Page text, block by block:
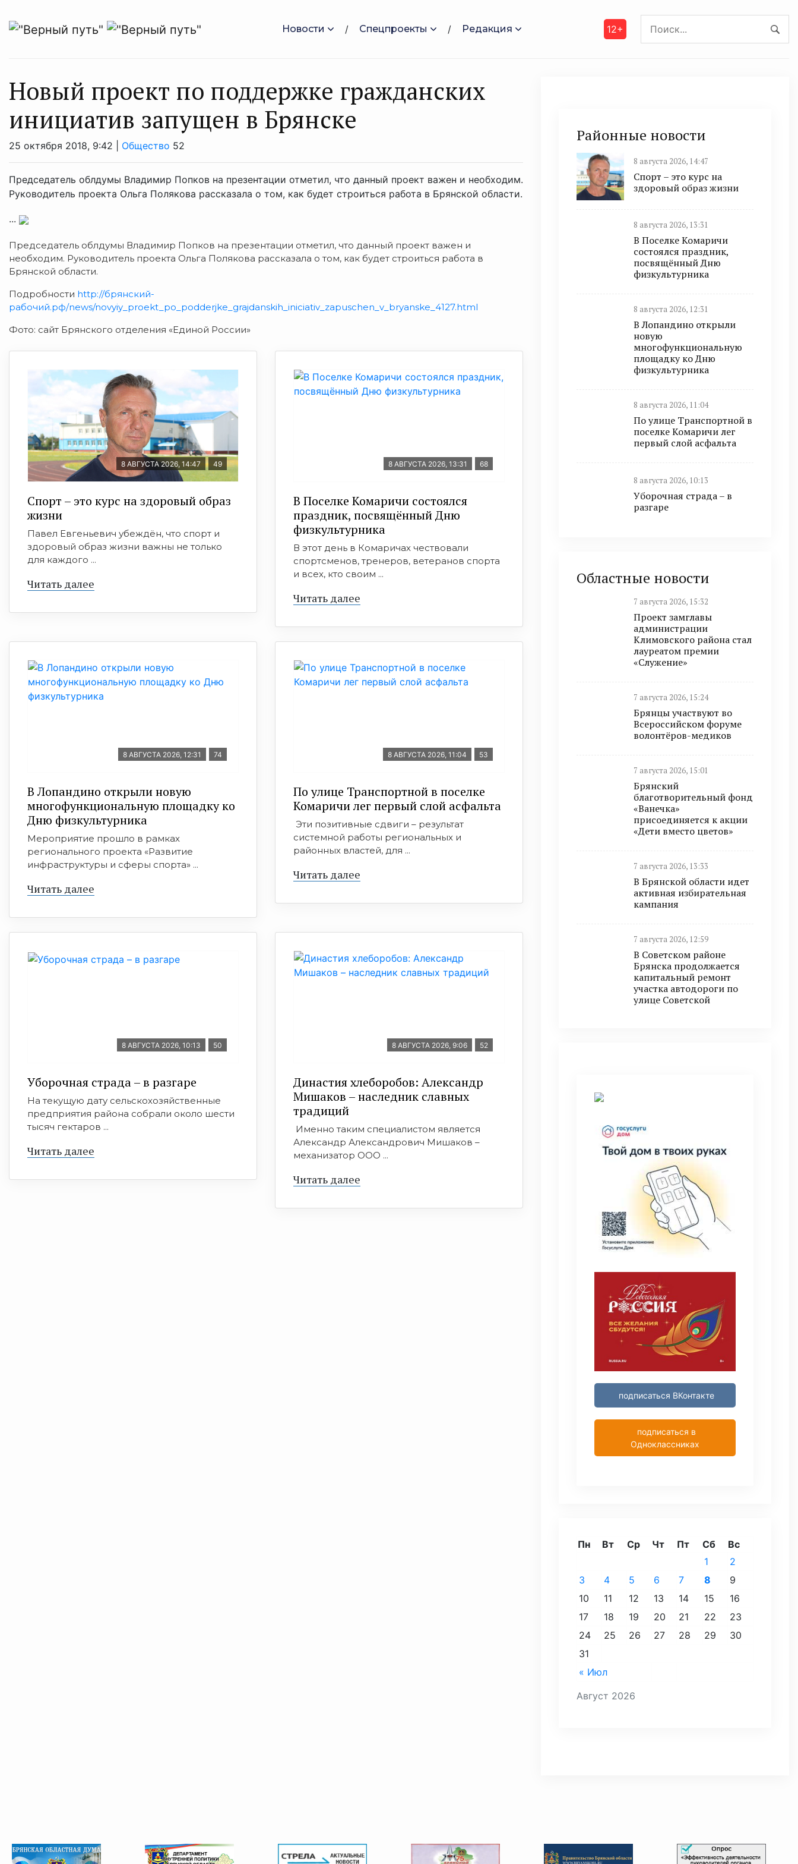
Новости Спецпроекты Редакция 12+
Новый проект по поддержке гражданских
инициатив запущен в Брянске
25 октября 2018, 9:42 | Общество 52
Председатель облдумы Владимир Попков на презентации отметил, что данный проект важен и необходим.
Руководитель проекта Ольга Полякова рассказала о том, как будет строиться работа в Брянской области.
...
Председатель облдумы Владимир Попков на презентации отметил, что данный проект важен и
необходим. Руководитель проекта Ольга Полякова рассказала о том, как будет строиться работа в
Брянской области.
Подробности http://брянский-
рабочий.рф/news/novyiy_proekt_po_podderjke_grajdanskih_iniciativ_zapuschen_v_bryanske_4127.html
Фото: сайт Брянского отделения «Единой России»
8 АВГУСТА 2026, 14:47 49
Спорт – это курс на здоровый образ
жизни
Павел Евгеньевич убеждён, что спорт и
здоровый образ жизни важны не только
для каждого ...
Читать далее
8 АВГУСТА 2026, 13:31 68
В Поселке Комаричи состоялся
праздник, посвящённый Дню
физкультурника
В этот день в Комаричах чествовали
спортсменов, тренеров, ветеранов спорта
и всех, кто своим ...
Читать далее
8 АВГУСТА 2026, 12:31 74
В Лопандино открыли новую
многофункциональную площадку ко
Дню физкультурника
Мероприятие прошло в рамках
регионального проекта «Развитие
инфраструктуры и сферы спорта» ...
Читать далее
8 АВГУСТА 2026, 11:04 53
По улице Транспортной в поселке
Комаричи лег первый слой асфальта
Эти позитивные сдвиги – результат
системной работы региональных и
районных властей, для ...
Читать далее
8 АВГУСТА 2026, 10:13 50
Уборочная страда – в разгаре
На текущую дату сельскохозяйственные
предприятия района собрали около шести
тысяч гектаров ...
Читать далее
8 АВГУСТА 2026, 9:06 52
Династия хлеборобов: Александр
Мишаков – наследник славных
традиций
Именно таким специалистом является
Александр Александрович Мишаков –
механизатор ООО ...
Читать далее
Районные новости
8 августа 2026, 14:47
Спорт – это курс на
здоровый образ жизни
8 августа 2026, 13:31
В Поселке Комаричи
состоялся праздник,
посвящённый Дню
физкультурника
8 августа 2026, 12:31
В Лопандино открыли
новую
многофункциональную
площадку ко Дню
физкультурника
8 августа 2026, 11:04
По улице Транспортной в
поселке Комаричи лег
первый слой асфальта
8 августа 2026, 10:13
Уборочная страда – в
разгаре
Областные новости
7 августа 2026, 15:32
Проект замглавы
администрации
Климовского района стал
лауреатом премии
«Служение»
7 августа 2026, 15:24
Брянцы участвуют во
Всероссийском форуме
волонтёров-медиков
7 августа 2026, 15:01
Брянский
благотворительный фонд
«Ванечка»
присоединяется к акции
«Дети вместо цветов»
7 августа 2026, 13:33
В Брянской области идет
активная избирательная
кампания
7 августа 2026, 12:59
В Советском районе
Брянска продолжается
капитальный ремонт
участка автодороги по
улице Советской
подписаться ВКонтакте
подписаться в
Одноклассниках
Август 2026
Пн Вт Ср Чт Пт Сб Вс
« Июл
1
2
3
4 5 6 7 8
9
10
11 12 13 14 15
16
17
18 19 20 21 22
23
24
25 26 27 28 29
30
31